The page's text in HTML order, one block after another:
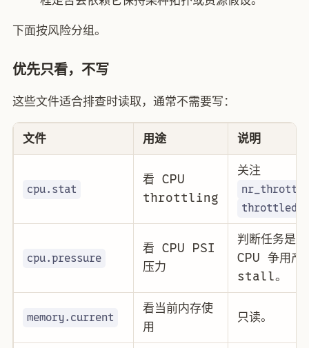
下面按风险分组。
优先只看，不写
这些文件适合排查时读取，通常不需要写：
文件 用途 说明
cpu.stat
看 CPU
throttling
关注
cpu.pressure
看 CPU PSI
压力
判断任务是
CPU 争用产
stall。
memory.current
看当前内存使
用
只读。